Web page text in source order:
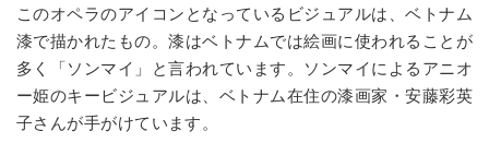
このオペラのアイコンとなっているビジュアルは、ベトナム
漆で描かれたもの。漆はベトナムでは絵画に使われることが
多く「ソンマイ」と言われています。ソンマイによるアニオ
ー姫のキービジュアルは、ベトナム在住の漆画家・安藤彩英
子さんが手がけています。